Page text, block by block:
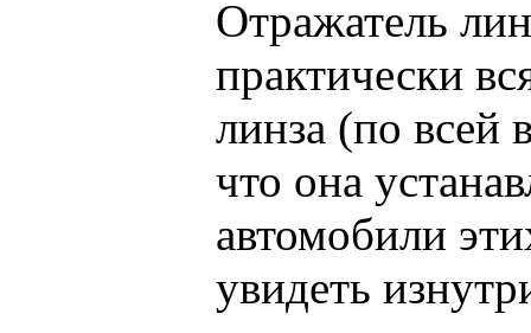
Отражатель
практически
линза (по всей
что она
автомобили
увидеть